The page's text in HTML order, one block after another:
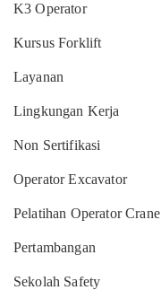
K3 Operator
Kursus Forklift
Layanan
Lingkungan Kerja
Non Sertifikasi
Operator Excavator
Pelatihan Operator Crane
Pertambangan
Sekolah Safety